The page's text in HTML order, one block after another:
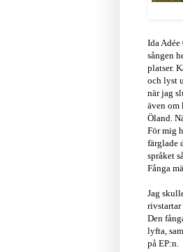
Ida Adée
sången
platser.
och lyst
när jag
även om
Öland.
För mig
färglade
språket
Fånga
Jag
rivstartar
Den
lyfta,
på EP:n.